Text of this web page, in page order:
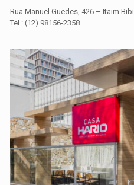
Rua Manuel Guedes, 426 – Itaim Bibi
Tel.: (12) 98156-2358